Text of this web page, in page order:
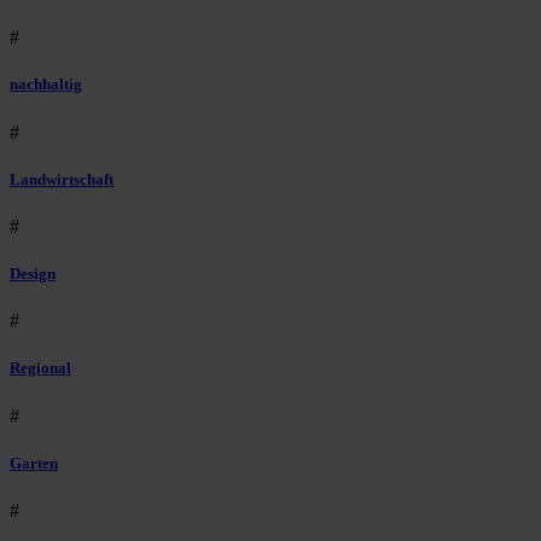
#
nachhaltig
#
Landwirtschaft
#
Design
#
Regional
#
Garten
#